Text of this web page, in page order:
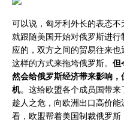
可以说，匈牙利外长的表态
就跟随美国开始对俄罗斯进
应的，双方之间的贸易往来
这样的方式来拖垮俄罗斯。 但
然会给俄罗斯经济带来影响
机。这给欧盟各个成员国带
趁人之危，向欧洲出口高价
看，欧盟帮着美国制裁俄罗